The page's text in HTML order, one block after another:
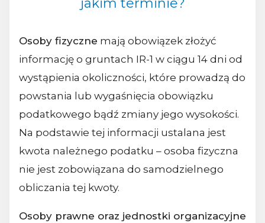
jakim terminie?
Osoby fizyczne mają obowiązek złożyć
informację o gruntach IR-1 w ciągu 14 dni od
wystąpienia okoliczności, które prowadzą do
powstania lub wygaśnięcia obowiązku
podatkowego bądź zmiany jego wysokości.
Na podstawie tej informacji ustalana jest
kwota należnego podatku – osoba fizyczna
nie jest zobowiązana do samodzielnego
obliczania tej kwoty.
Osoby prawne oraz jednostki organizacyjne